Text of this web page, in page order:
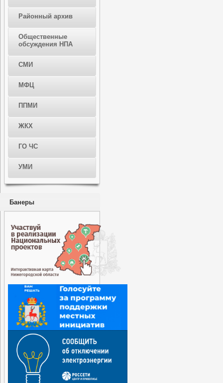
Районный архив
Общественные
обсуждения НПА
СМИ
МФЦ
ППМИ
ЖКХ
ГО ЧС
УМИ
Банеры